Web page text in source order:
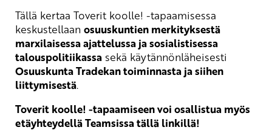
Tällä kertaa Toverit koolle! -tapaamisessa
keskustellaan osuuskuntien merkityksestä
marxilaisessa ajattelussa ja sosialistisessa
talouspolitiikassa sekä käytännönläheisesti
Osuuskunta Tradekan toiminnasta ja siihen
liittymisestä.
Toverit koolle! -tapaamiseen voi osallistua myös
etäyhteydellä Teamsissa tällä linkillä!